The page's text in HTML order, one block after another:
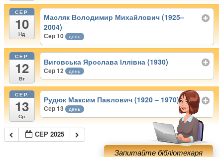
СЕР
10
Нд
Масляк Володимир Михайлович (1925–
2004)
Сер 10 день
СЕР
12
Вт
Виговська Ярослава Іллівна (1930)
Сер 12 день
СЕР
13
Ср
Рудюк Максим Павлович (1920 – 1970)
Сер 13 день
СЕР 2025